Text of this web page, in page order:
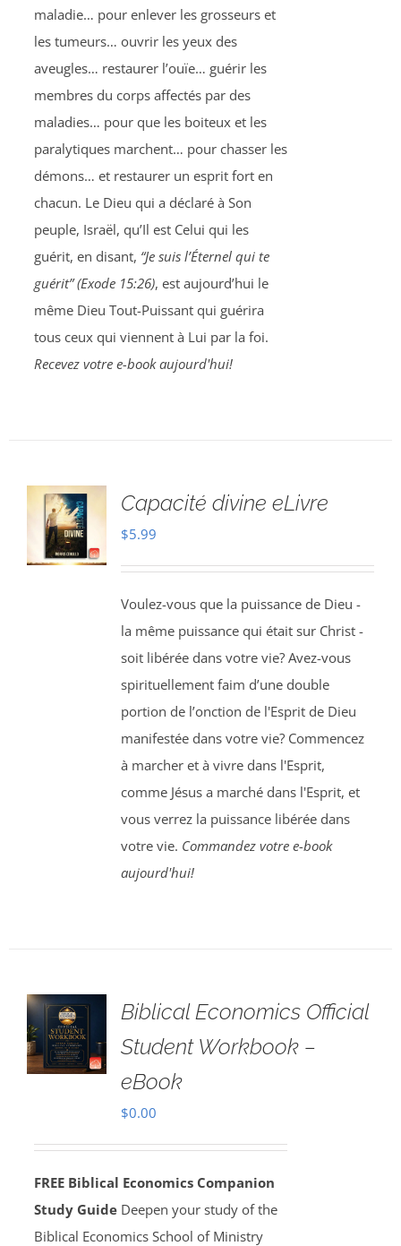
maladie… pour enlever les grosseurs et
les tumeurs… ouvrir les yeux des
aveugles… restaurer l’ouïe… guérir les
membres du corps affectés par des
maladies… pour que les boiteux et les
paralytiques marchent… pour chasser les
démons… et restaurer un esprit fort en
chacun. Le Dieu qui a déclaré à Son
peuple, Israël, qu’Il est Celui qui les
guérit, en disant, “Je suis l’Éternel qui te
guérit” (Exode 15:26), est aujourd’hui le
même Dieu Tout-Puissant qui guérira
tous ceux qui viennent à Lui par la foi.
Recevez votre e-book aujourd'hui!
Capacité divine eLivre
$5.99
Voulez-vous que la puissance de Dieu -
la même puissance qui était sur Christ -
soit libérée dans votre vie? Avez-vous
spirituellement faim d’une double
portion de l’onction de l'Esprit de Dieu
manifestée dans votre vie? Commencez
à marcher et à vivre dans l'Esprit,
comme Jésus a marché dans l'Esprit, et
vous verrez la puissance libérée dans
votre vie. Commandez votre e-book
aujourd'hui!
Biblical Economics Official
Student Workbook –
eBook
$0.00
FREE Biblical Economics Companion
Study Guide Deepen your study of the
Biblical Economics School of Ministry